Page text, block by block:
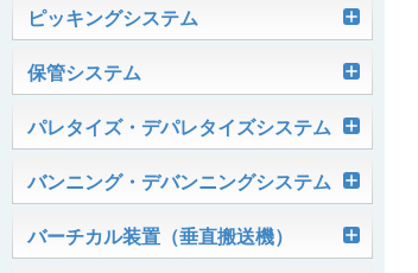
ファインコンベヤ
マグネット駆動コンベヤ
ジャブコン®
プラスチックベルトコンベヤ
オークラ キャリーライン®
ユニコンV
ユニコンJr
クールコンベヤ®Ⅱ
チェーン駆動ローラコンベヤ
チェーン駆動ローラ単体
グラビティコンベヤ
ローラコンベヤ
ホイールコンベヤ
フリーカーブコンベヤ
モータローラ＆コンベヤ
モータローラ単体
モータローラコンベヤ
マテハン機器
オークラホッパー
ポータブルクレーン
生産終了品
AGVシステム
OKURUN® /TW300
ユニソーター
ハイスピードソーター
ディスクソーター
アングルソーター
クロスベルトソーター（汎用タイプ）
ピッキングシステム
PTIシステム
ピカトルシリーズ
HASS（ハズ）シリーズ
ピックティーチャシステム
保管システム
Quick Shuttle®
パレタイズ・デパレタイズシステム
ロボットパレタイザ
ロボットパレタイザAi1800Ⅱ-C
ビジョンパレタイズシステム
バンニング・デバンニングシステム
トラックローダ「TL-2P」
バーチカル装置（垂直搬送機）